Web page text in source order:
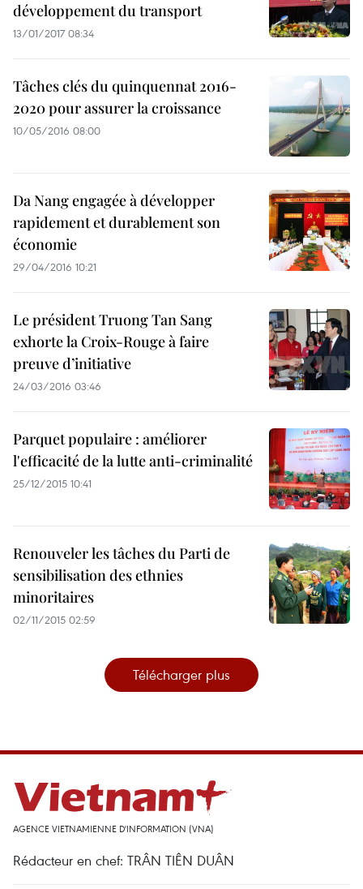
développement du transport
13/01/2017 08:34
Tâches clés du quinquennat 2016-
2020 pour assurer la croissance
10/05/2016 08:00
Da Nang engagée à développer
rapidement et durablement son
économie
29/04/2016 10:21
Le président Truong Tan Sang
exhorte la Croix-Rouge à faire
preuve d’initiative
24/03/2016 03:46
Parquet populaire : améliorer
l'efficacité de la lutte anti-criminalité
25/12/2015 10:41
Renouveler les tâches du Parti de
sensibilisation des ethnies
minoritaires
02/11/2015 02:59
Télécharger plus
AGENCE VIETNAMIENNE D'INFORMATION (VNA)
Rédacteur en chef: TRÂN TIÊN DUÂN